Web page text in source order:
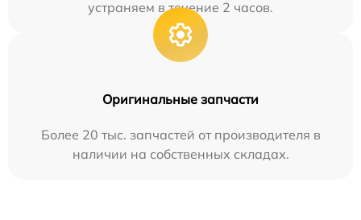
устраняем в течение 2 часов.
Оригинальные запчасти
Более 20 тыс. запчастей от производителя в
наличии на собственных складах.